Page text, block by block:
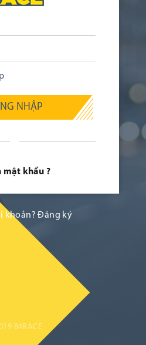
NHẬP
mật khẩu ?
khoản?Đăng ký
84RACE